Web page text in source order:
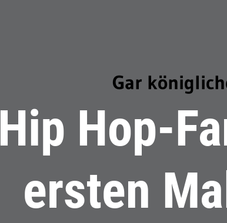
Gar
Hip Hop-
ersten